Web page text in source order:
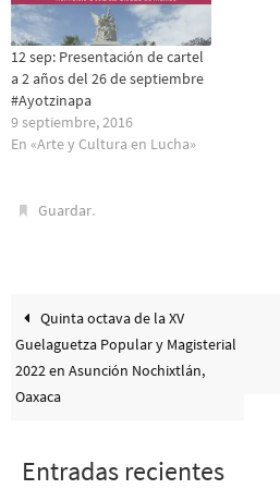
12 sep: Presentación de cartel
a 2 años del 26 de septiembre
#Ayotzinapa
9 septiembre, 2016
En «Arte y Cultura en Lucha»
Guardar.
Quinta octava de la XV
Guelaguetza Popular y Magisterial
2022 en Asunción Nochixtlán,
Oaxaca
Entradas recientes